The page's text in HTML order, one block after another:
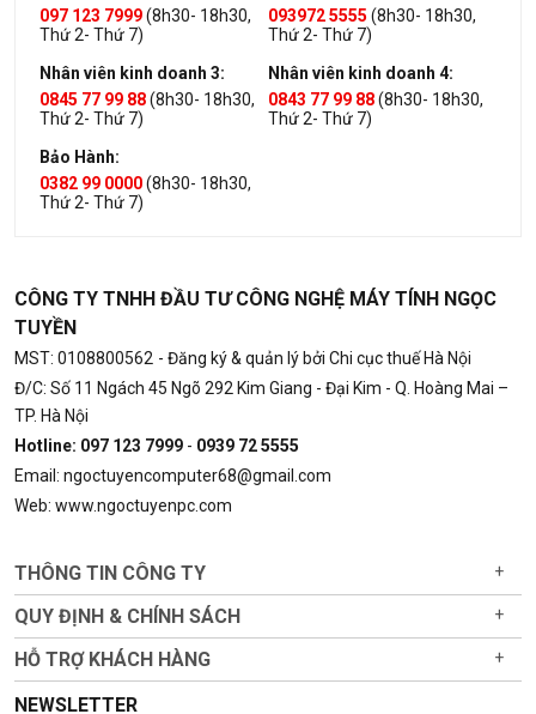
097 123 7999(8h30- 18h30,
Thứ 2- Thứ 7)
093972 5555 (8h30- 18h30,
Thứ 2- Thứ 7)
Nhân viên kinh doanh 3:
0845 77 99 88(8h30- 18h30,
Thứ 2- Thứ 7)
Nhân viên kinh doanh 4:
0843 77 99 88(8h30- 18h30,
Thứ 2- Thứ 7)
Bảo Hành:
0382 99 0000(8h30- 18h30,
Thứ 2- Thứ 7)
CÔNG TY TNHH ĐẦU TƯ CÔNG NGHỆ MÁY TÍNH NGỌC
TUYỀN
MST: 0108800562 - Đăng ký & quản lý bởi Chi cục thuế Hà Nội
Đ/C: Số 11 Ngách 45 Ngõ 292 Kim Giang - Đại Kim - Q. Hoàng Mai –
TP. Hà Nội
Hotline: 097 123 7999 - 0939 72 5555
Email: ngoctuyencomputer68@gmail.com
Web: www.ngoctuyenpc.com
THÔNG TIN CÔNG TY +
QUY ĐỊNH & CHÍNH SÁCH +
HỖ TRỢ KHÁCH HÀNG +
NEWSLETTER